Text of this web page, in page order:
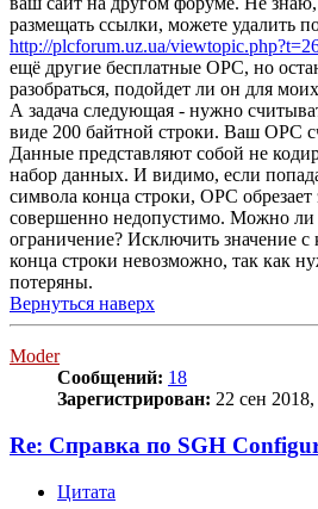
размещать ссылки, можете удалить
http://plcforum.uz.ua/
ещё другие бесплатные ОРС, но
разобраться, подойдет ли он для
А задача следующая - нужно
виде 200 байтной строки. Ваш ОРС
Данные представляют собой не
набор данных. И видимо, если
символа конца строки, ОРС обрезает
совершенно недопустимо. Можно ли
ограничение? Исключить значение с
конца строки невозможно, так как
потеряны.
Вернуться наверх
Moder
Сообщений: 18
Зарегистрирован: 22 сен
Re: Справка по SGH
Цитата